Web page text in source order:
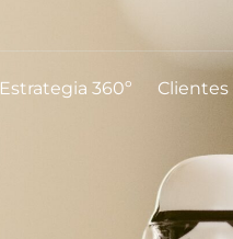
Estrategia 360º Clientes